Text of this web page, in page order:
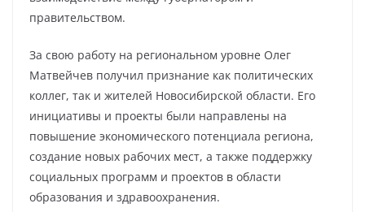
правительством.
За свою работу на региональном уровне Олег
Матвейчев получил признание как политических
коллег, так и жителей Новосибирской области. Его
инициативы и проекты были направлены на
повышение экономического потенциала региона,
создание новых рабочих мест, а также поддержку
социальных программ и проектов в области
образования и здравоохранения.